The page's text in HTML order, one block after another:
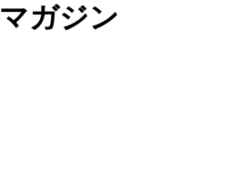
マガジン